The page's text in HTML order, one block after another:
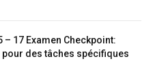
– 17 Examen Checkpoint:
des tâches spécifiques